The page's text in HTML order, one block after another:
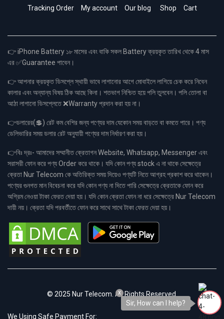
Tracking Order My account Our blog Shop Cart
👉 iPhone Battery ১৮ মাসের এবং বাকি সকল Battery ক্রয়কৃত তারিখ থেকে 4 মাস
এর ✅Guarantee পাবেন।
👉 আপনার ক্রয়কৃত ডিসপ্লে স্থায়ী ভাবে লাগানোর আগে মোবাইলে লাগিয়ে চেক করে নিবেন
কালার এবং অন্যান্য বিষয় ঠিক আছে কিনা। শতভাগ নিশ্চিত হয়ে পলি তুলবেন। পলি তোলা বা
আঠা লাগানো ডিসপ্লেতে ❌Warranty প্রদান করা হয় না।
👉ডলারের(💲) রেট কম বেশির জন্য পণ্যের দাম যেকোন সময় বাড়তে বা কমতে পারে। পণ্য
ডেলিভারির সময় ডলার রেট অনুযায়ী পণ্যের দাম নির্ধারণ করা হয়।
👉বিঃ দ্রঃ- আমাদের সম্মানীত ক্রেতাগন Website, Whatsapp, Messenger এবং
সরাসরী ফোন করে পণ্য Order করে থাকে। যদি কোন পণ্য stock এ না থাকে সেক্ষেত্রে
ক্রেতা Nur Telecom কে অতিরিক্ত সময় দিয়েও পণ্যটি নিতে আগ্রহ প্রকাশ করে থাকেন।
পণ্যের গুনগত মান বিবেচনা করে যদি কোন পণ্য না দিতে পারি সেক্ষেত্রে ক্রেতাকে ফোন করে
অগ্রিম নেওয়া টাকা ফেরত দেয়া হয়। যদি কোন ক্রেতা ফোন না ধরে সেক্ষেত্রে Nur Telecom
দায়ী নয়। ক্রেতা যদি পরবর্তীতে ফোন করে সাথে সাথে টাকা ফেরত দেয়া হয়।
© 2025 Nur Telecom. All Rights Reserved.
We Using Safe Payment For:
Sir, How can I help?
x